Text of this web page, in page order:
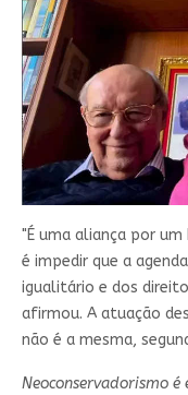
"É uma aliança por
é impedir que a
igualitário e dos
afirmou. A atuação
não é a mesma,
Neoconservadorismo